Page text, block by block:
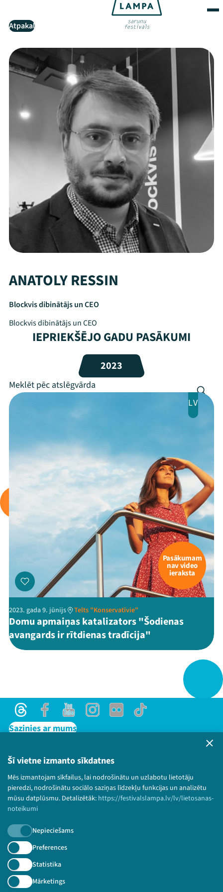
Šī vietne izmanto sīkdatnes
Mēs izmantojam sīkfailus, lai nodrošinātu un uzlabotu lietotāju
pieredzi, nodrošinātu sociālo saziņas līdzekļu funkcijas un analizētu
mūsu datplūsmu. Detalizētāk: https://festivalslampa.lv/lv/lietosanas-
noteikumi
Nepieciešams
Preferences
Statistika
Mārketings
Mana programma
Festivāls
Arhīvs
Viņi bija LAMPĀ 2026
Jaunumi
Ziedo
Veikals
Kontakti
TikTok
Atpakaļ
ANATOLY RESSIN
Blockvis dibinātājs un CEO
Blockvis dibinātājs un CEO
IEPRIEKŠĒJO GADU PASĀKUMI
2023
LV
Pasākumam
nav video
ieraksta
2023. gada 9. jūnijs Telts "Konservatīvie"
Domu apmaiņas katalizators "Šodienas
avangards ir rītdienas tradīcija"
ThreadsFacebookYoutubeInstagram
Flick TikTok
Sazinies ar mums
Lietošanas noteikumi un sīkdatņu politika
Bērnu aizsardzības politika
© 2026 Sarunu festivāls LAMPA Visas tiesības
paturētas.
Piesakies jaunumiem!
Nepalaid garām aktuālāko informāciju!